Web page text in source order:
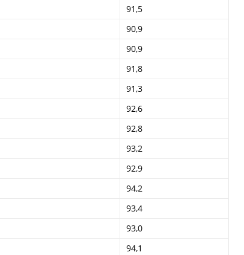
91,5
90,9
90,9
91,8
91,3
92,6
92,8
93,2
92,9
94,2
93,4
93,0
94,1